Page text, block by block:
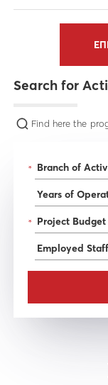
Search for
Find here the
*
*